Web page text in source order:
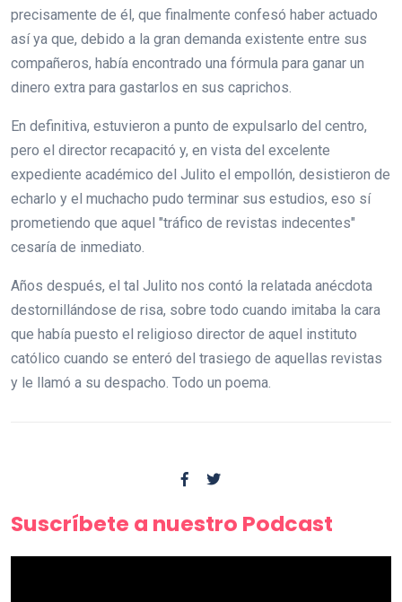
precisamente de él, que finalmente confesó haber actuado
así ya que, debido a la gran demanda existente entre sus
compañeros, había encontrado una fórmula para ganar un
dinero extra para gastarlos en sus caprichos.
En definitiva, estuvieron a punto de expulsarlo del centro,
pero el director recapacitó y, en vista del excelente
expediente académico del Julito el empollón, desistieron de
echarlo y el muchacho pudo terminar sus estudios, eso sí
prometiendo que aquel "tráfico de revistas indecentes"
cesaría de inmediato.
Años después, el tal Julito nos contó la relatada anécdota
destornillándose de risa, sobre todo cuando imitaba la cara
que había puesto el religioso director de aquel instituto
católico cuando se enteró del trasiego de aquellas revistas
y le llamó a su despacho. Todo un poema.
Suscríbete a nuestro Podcast